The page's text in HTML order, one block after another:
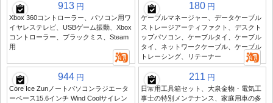
913 円
Xbox 360コントローラー、パソコン用ワ
イヤレステレビ、USBゲーム振動、Xbox
コントローラー、ブラックミス、Steam
用
180 円
ケーブルマネージャー、データケーブル
ストレージアーティファクト、デスクト
ップパソコン、ケーブルタイ、ケーブル
タイ、ネットワークケーブル、ケーブル
トレーシング、リテーナー
944 円
Core Ice Zunノートパソコンラジエータ
ーベース15.6インチ Wind Coolサイレン
211 円
日常用工具箱セット、大泉金物・電気工
事士の特別メンテナンス、家庭用車の多